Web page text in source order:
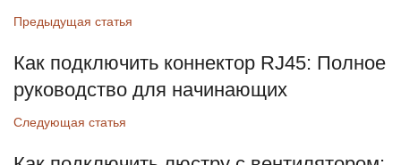
Предыдущая статья
Как подключить коннектор RJ45: Полное
руководство для начинающих
Следующая статья